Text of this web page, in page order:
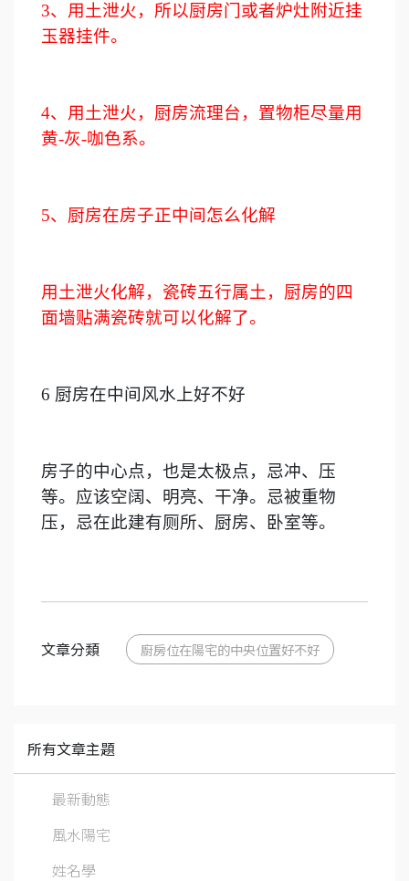
3、用土泄火，所以厨房门或者炉灶附近挂
玉器挂件。
4、用土泄火，厨房流理台，置物柜尽量用
黄-灰-咖色系。
5、厨房在房子正中间怎么化解
用土泄火化解，瓷砖五行属土，厨房的四
面墙贴满瓷砖就可以化解了。
6 厨房在中间风水上好不好
房子的中心点，也是太极点，忌冲、压
等。应该空阔、明亮、干净。忌被重物
压，忌在此建有厕所、厨房、卧室等。
文章分類 廚房位在陽宅的中央位置好不好
所有文章主題
最新動態
風水陽宅
姓名學